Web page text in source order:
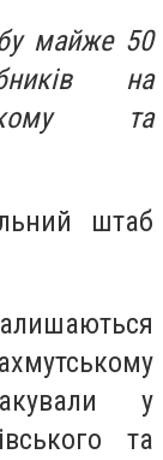
майже 50
на
та
штаб
у
та